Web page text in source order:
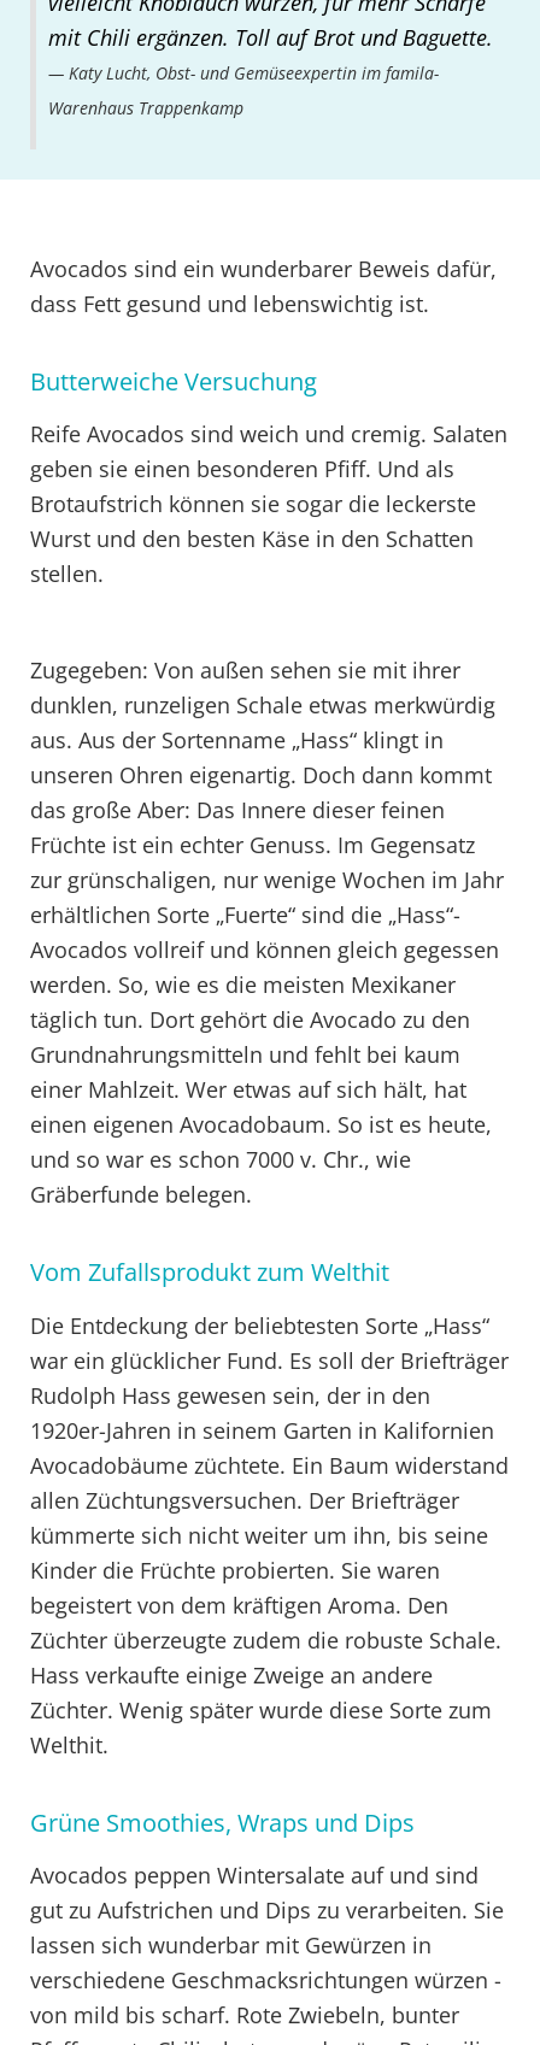
mit Chili ergänzen. Toll auf Brot und Baguette.
Katy Lucht, Obst- und Gemüseexpertin im famila-
Warenhaus Trappenkamp
Avocados sind ein wunderbarer Beweis dafür,
dass Fett gesund und lebenswichtig ist.
Butterweiche Versuchung
Reife Avocados sind weich und cremig. Salaten
geben sie einen besonderen Pfiff. Und als
Brotaufstrich können sie sogar die leckerste
Wurst und den besten Käse in den Schatten
stellen.
Zugegeben: Von außen sehen sie mit ihrer
dunklen, runzeligen Schale etwas merkwürdig
aus. Aus der Sortenname „Hass“ klingt in
unseren Ohren eigenartig. Doch dann kommt
das große Aber: Das Innere dieser feinen
Früchte ist ein echter Genuss. Im Gegensatz
zur grünschaligen, nur wenige Wochen im Jahr
erhältlichen Sorte „Fuerte“ sind die „Hass“-
Avocados vollreif und können gleich gegessen
werden. So, wie es die meisten Mexikaner
täglich tun. Dort gehört die Avocado zu den
Grundnahrungsmitteln und fehlt bei kaum
einer Mahlzeit. Wer etwas auf sich hält, hat
einen eigenen Avocadobaum. So ist es heute,
und so war es schon 7000 v. Chr., wie
Gräberfunde belegen.
Vom Zufallsprodukt zum Welthit
Die Entdeckung der beliebtesten Sorte „Hass“
war ein glück­licher Fund. Es soll der Briefträger
Rudolph Hass gewesen sein, der in den
1920er-Jahren in seinem Garten in Kalifornien
Avocadobäume züchtete. Ein Baum widerstand
allen Züchtungsversuchen. Der Brief­träger
kümmerte sich nicht weiter um ihn, bis seine
Kinder die Früchte probierten. Sie waren
begeistert von dem kräftigen Aroma. Den
Züchter überzeugte zudem die robuste Schale.
Hass verkaufte einige Zweige an andere
Züchter. Wenig später wurde diese Sorte zum
Welthit.
Grüne Smoothies, Wraps und Dips
Avocados peppen Wintersalate auf und sind
gut zu Aufstrichen und Dips zu verarbeiten. Sie
lassen sich wunderbar mit Gewürzen in
verschiedene Geschmacksrichtungen würzen -
von mild bis scharf. Rote Zwiebeln, bunter